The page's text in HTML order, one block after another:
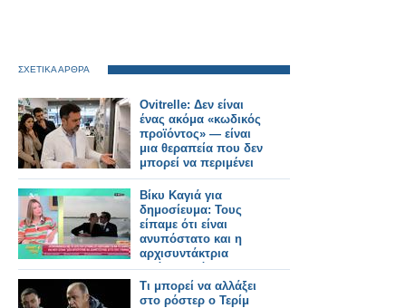
ΣΧΕΤΙΚΑ ΑΡΘΡΑ
Ovitrelle: Δεν είναι
ένας ακόμα «κωδικός
προϊόντος» — είναι
μια θεραπεία που δεν
μπορεί να περιμένει
Βίκυ Καγιά για
δημοσίευμα: Τους
είπαμε ότι είναι
ανυπόστατο και η
αρχισυντάκτρια
απάντησε ότι δεν
μπορεί να διαψεύσει
τον εαυτό της
Τι μπορεί να αλλάξει
στο ρόστερ ο Τερίμ